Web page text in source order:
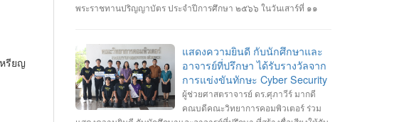
รียญ
พระราชทานปริญญาบัตร ประจำปีการศึกษา ๒๕๖๖ ในวันเสาร์ที่ ๑๑
ประกาศให้ทราบในภายหลัง
แสดงความยินดี กับนักศึกษาและ
อาจารย์ที่ปรึกษา ได้รับรางวัลจาก
การแข่งขันทักษะ Cyber Security
ผู้ช่วยศาสตราจารย์ ดร.ศุภาวีร์ มากดี
คณบดีคณะวิทยาการคอมพิวเตอร์ ร่วม